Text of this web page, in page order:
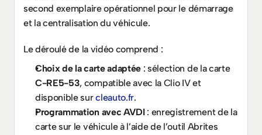
second exemplaire opérationnel pour le démarrage
et la centralisation du véhicule.
Le déroulé de la vidéo comprend :
Choix de la carte adaptée
: sélection de la carte
C-RE5-53, compatible avec la Clio IV et
disponible sur cleauto.fr.
Programmation avec AVDI : enregistrement de la
carte sur le véhicule à l’aide de l’outil Abrites